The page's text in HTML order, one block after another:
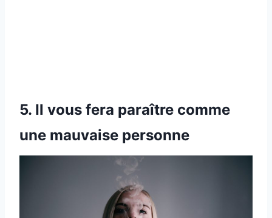
5. Il vous fera paraître comme
une mauvaise personne